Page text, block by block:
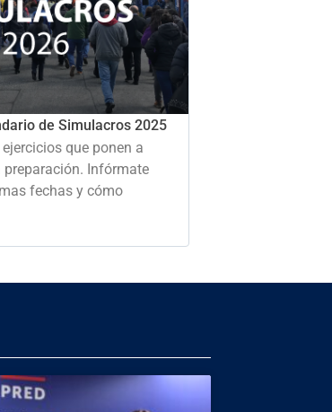
de Simulacros 2025
que ponen a
preparación. Infórmate
fechas y cómo